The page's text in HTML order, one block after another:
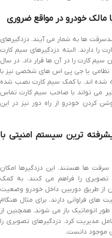
مالک خودرو در مواقع ضروری
ها به شمار می آیند. دزدگیرهای
را دارند. البته دزدگیرهای سیم کارت
سیم کارت را در آن ها قرار داد. در سال
نظامی یا جی پی اس های شخصی نیز با
شده اند. با کمک سیم کارت نصب شده
می تواند با صاحب سیم کارت تماس
کردن خودرو از راه دور نیز در این
ترین سیستم امنیتی با
ها هستند. این دزدگیرها امکان
را فراهم می کنند. به کمک
از طریق دوربین داخل خودرو وضعیت
های فراوانی دارند. برای مثال هنگام
اتوماتیک باز می شوند. همچنین از
مدیریت کرد. دزدگیرهای تصویری را
موجود دانست.